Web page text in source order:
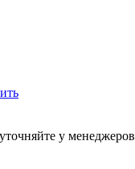
у менеджеров